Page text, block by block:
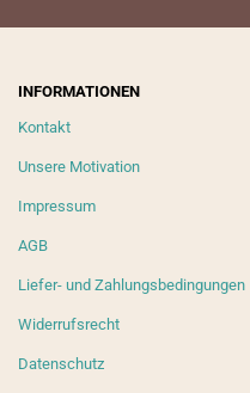
INFORMATIONEN
Kontakt
Unsere Motivation
Impressum
AGB
Liefer- und Zahlungsbedingungen
Widerrufsrecht
Datenschutz